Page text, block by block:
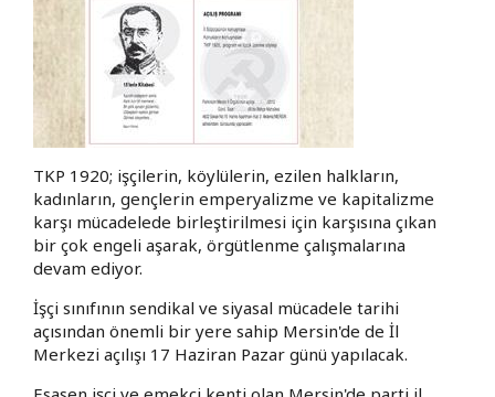
TKP 1920; işçilerin, köylülerin, ezilen halkların,
kadınların, gençlerin emperyalizme ve kapitalizme
karşı mücadelede birleştirilmesi için karşısına çıkan
bir çok engeli aşarak, örgütlenme çalışmalarına
devam ediyor.
İşçi sınıfının sendikal ve siyasal mücadele tarihi
açısından önemli bir yere sahip Mersin'de de İl
Merkezi açılışı 17 Haziran Pazar günü yapılacak.